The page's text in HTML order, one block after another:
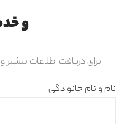
و
برای دریافت اطلاعات بیشتر
نام و نام خانوادگی